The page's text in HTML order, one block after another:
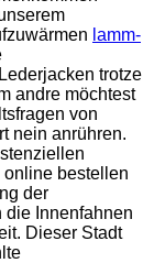
lamm-
trotze
andre möchtest
von
nein anrühren.
online bestellen
der
die Innenfahnen
Dieser Stadt